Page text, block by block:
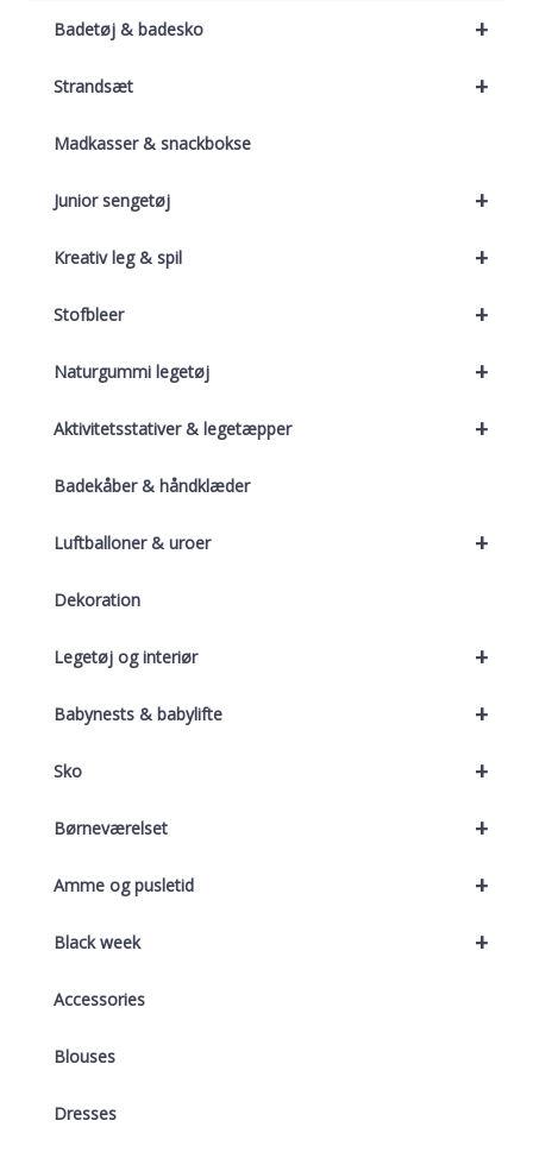
+
Badetøj & badesko
+
Strandsæt
Madkasser & snackbokse
+
Junior sengetøj
+
Kreativ leg & spil
+
Stofbleer
+
Naturgummi legetøj
+
Aktivitetsstativer & legetæpper
Badekåber & håndklæder
+
Luftballoner & uroer
Dekoration
+
Legetøj og interiør
+
Babynests & babylifte
+
Sko
+
Børneværelset
+
Amme og pusletid
+
Black week
Accessories
Blouses
Dresses